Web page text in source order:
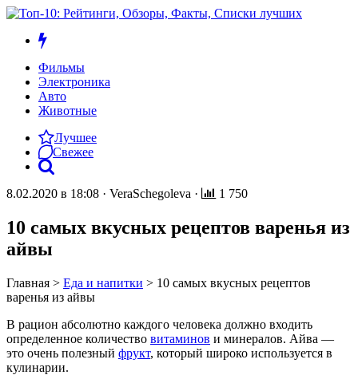
Фильмы
Электроника
Авто
Животные
Лучшее
Свежее
8.02.2020 в 18:08 · VeraSchegoleva · 1 750
10 самых вкусных рецептов варенья из
айвы
Главная > Еда и напитки > 10 самых вкусных рецептов
варенья из айвы
В рацион абсолютно каждого человека должно входить
определенное количество витаминов и минералов. Айва —
это очень полезный фрукт, который широко используется в
кулинарии.